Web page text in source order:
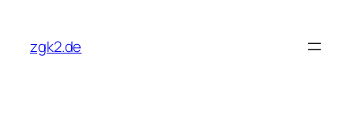
treścizgk2.de